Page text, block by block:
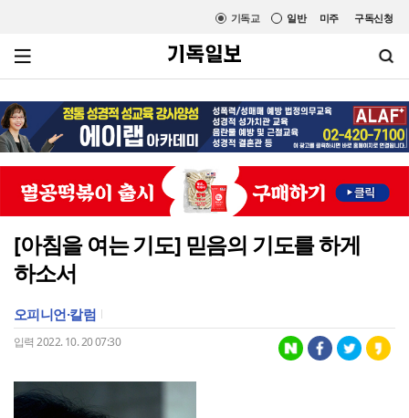
미주 구독신청
일반
기독교
[아침을 여는 기도] 믿음의 기도를 하게
하소서
오피니언·칼럼
입력 2022. 10. 20 07:30